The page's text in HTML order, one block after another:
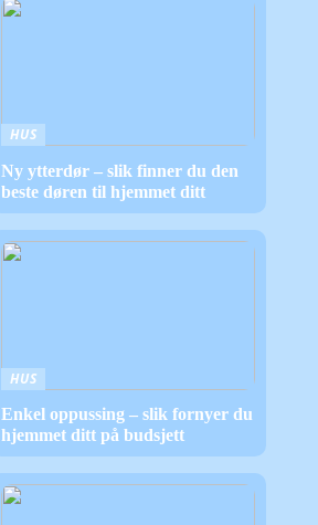
HUS
Ny ytterdør – slik finner du den
beste døren til hjemmet ditt
HUS
Enkel oppussing – slik fornyer du
hjemmet ditt på budsjett